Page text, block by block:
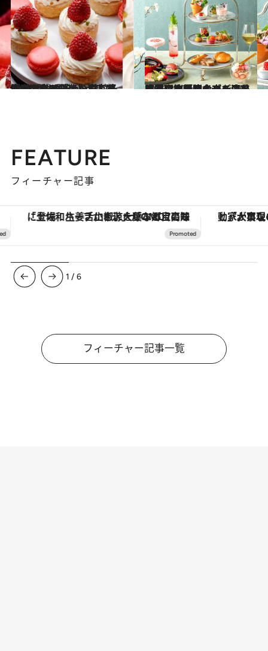
2026.3.31
GW期間も開催！【いちごフェア2026 part4】多彩なスタイルでいちごを満喫できる「いちご＆スイーツブッフェ」東京都内ホテル3選
旅＆お出かけ 2026.3.17
【春限定「ハイティー」】で特別な夜を演出！夜桜見物・ブランドコラボ・シャンパンフリーフローとスペシャル感満載。歓送迎会やご褒美時間にも最適！
旅＆お出かけ
FEATURE
フィーチャー記事
「土佐和ハーブかき氷」がOMO7高知に登場！生姜、山椒、大葉など目にも舌にも涼を呼ぶ郷土の味
1 /6
フィーチャー記事一覧